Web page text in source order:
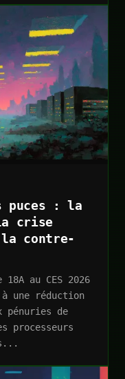
puces : la
crise
la contre-
au CES 2026
une réduction
pénuries de
processeurs